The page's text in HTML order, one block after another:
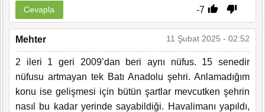
-7
Cevapla
Mehter 11 Şubat 2025 - 02:52
2 ileri 1 geri 2009’dan beri aynı nüfus. 15 senedir
nüfusu artmayan tek Batı Anadolu şehri. Anlamadığım
konu ise gelişmesi için bütün şartlar mevcutken şehrin
nasıl bu kadar yerinde sayabildiği. Havalimanı yapıldı,